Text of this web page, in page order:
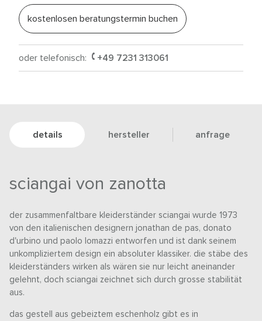
kostenlosen beratungstermin buchen
oder telefonisch: +49 7231 313061
details hersteller anfrage
sciangai von zanotta
der zusammenfaltbare kleiderständer sciangai wurde 1973
von den italienischen designern jonathan de pas, donato
d'urbino und paolo lomazzi entworfen und ist dank seinem
unkompliziertem design ein absoluter klassiker. die stäbe des
kleiderständers wirken als wären sie nur leicht aneinander
gelehnt, doch sciangai zeichnet sich durch grosse stabilität
aus.
das gestell aus gebeiztem eschenholz gibt es in